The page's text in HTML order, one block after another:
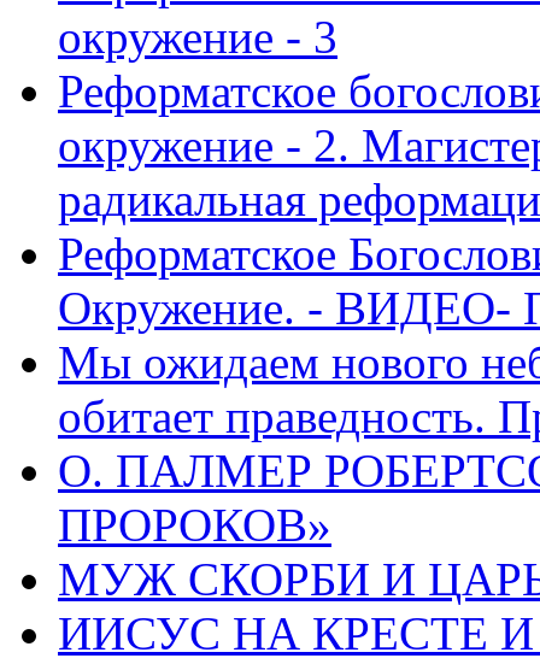
окружение - 3
Реформатское
окружение - 2.
радикальная
Реформатское
Окружение. - ВИДЕО-
Мы ожидаем нового
обитает праведность.
О. ПАЛМЕР
ПРОРОКОВ»
МУЖ СКОРБИ И ЦАРЬ
ИИСУС НА КРЕСТЕ